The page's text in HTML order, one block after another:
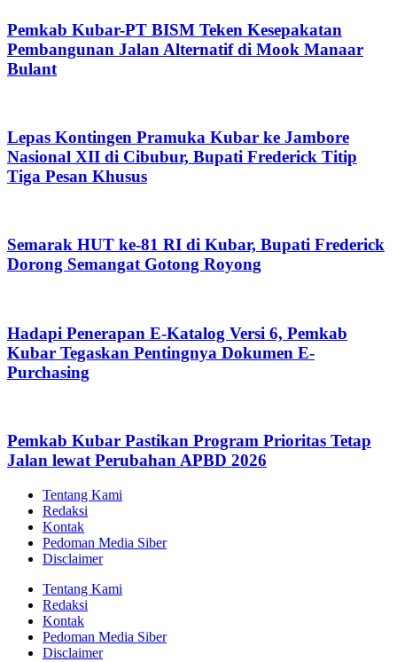
Pemkab Kubar-PT BISM Teken Kesepakatan
Pembangunan Jalan Alternatif di Mook Manaar
Bulant
Lepas Kontingen Pramuka Kubar ke Jambore
Nasional XII di Cibubur, Bupati Frederick Titip
Tiga Pesan Khusus
Semarak HUT ke-81 RI di Kubar, Bupati Frederick
Dorong Semangat Gotong Royong
Hadapi Penerapan E-Katalog Versi 6, Pemkab
Kubar Tegaskan Pentingnya Dokumen E-
Purchasing
Pemkab Kubar Pastikan Program Prioritas Tetap
Jalan lewat Perubahan APBD 2026
Tentang Kami
Redaksi
Kontak
Pedoman Media Siber
Disclaimer
Tentang Kami
Redaksi
Kontak
Pedoman Media Siber
Disclaimer